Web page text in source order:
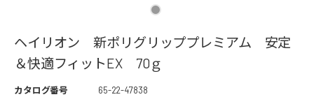
ヘイリオン 新ポリグリッププレミアム 安定
＆快適フィットEX 70ｇ
カタログ番号
65-22-47838